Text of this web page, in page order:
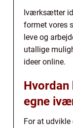
Iværksætter
formet vores
leve og
utallige
ideer online.
Hvordan
egne
For at